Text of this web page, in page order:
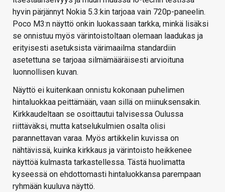
hyvin pärjännyt Nokia 5.3:kin tarjoaa vain 720p-paneelin.
Poco M3:n näyttö onkin luokassaan tarkka, minkä lisäksi
se onnistuu myös värintoistoltaan olemaan laadukas ja
erityisesti asetuksista värimaailma standardiin
asetettuna se tarjoaa silmämääräisesti arvioituna
luonnollisen kuvan.
Näyttö ei kuitenkaan onnistu kokonaan puhelimen
hintaluokkaa peittämään, vaan sillä on miinuksensakin.
Kirkkaudeltaan se osoittautui talvisessa Oulussa
riittäväksi, mutta katselukulmien osalta olisi
parannettavan varaa. Myös artikkelin kuvissa on
nähtävissä, kuinka kirkkaus ja värintoisto heikkenee
näyttöä kulmasta tarkastellessa. Tästä huolimatta
kyseessä on ehdottomasti hintaluokkansa parempaan
ryhmään kuuluva näyttö.